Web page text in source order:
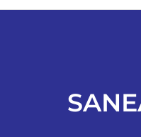
EDIÇÕES EM PDF